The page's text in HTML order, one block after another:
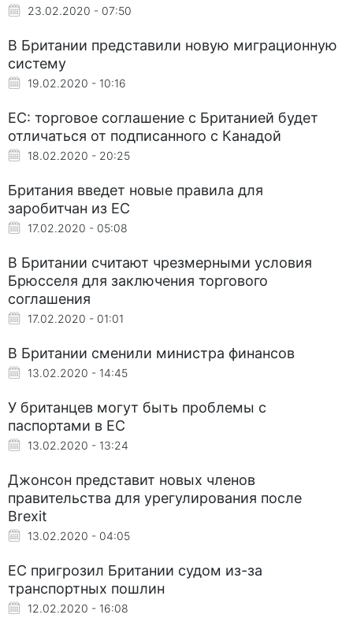
23.02.2020 - 07:50
В Британии представили новую миграционную
систему
19.02.2020 - 10:16
ЕС: торговое соглашение с Британией будет
отличаться от подписанного с Канадой
18.02.2020 - 20:25
Британия введет новые правила для
заробитчан из ЕС
17.02.2020 - 05:08
В Британии считают чрезмерными условия
Брюсселя для заключения торгового
соглашения
17.02.2020 - 01:01
В Британии сменили министра финансов
13.02.2020 - 14:45
У британцев могут быть проблемы с
паспортами в ЕС
13.02.2020 - 13:24
Джонсон представит новых членов
правительства для урегулирования после
Brexit
13.02.2020 - 04:05
ЕС пригрозил Британии судом из-за
транспортных пошлин
12.02.2020 - 16:08